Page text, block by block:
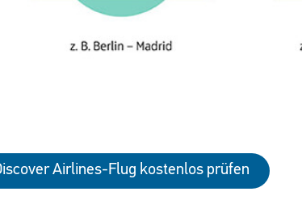
Airlines-Flug kostenlos prüfen